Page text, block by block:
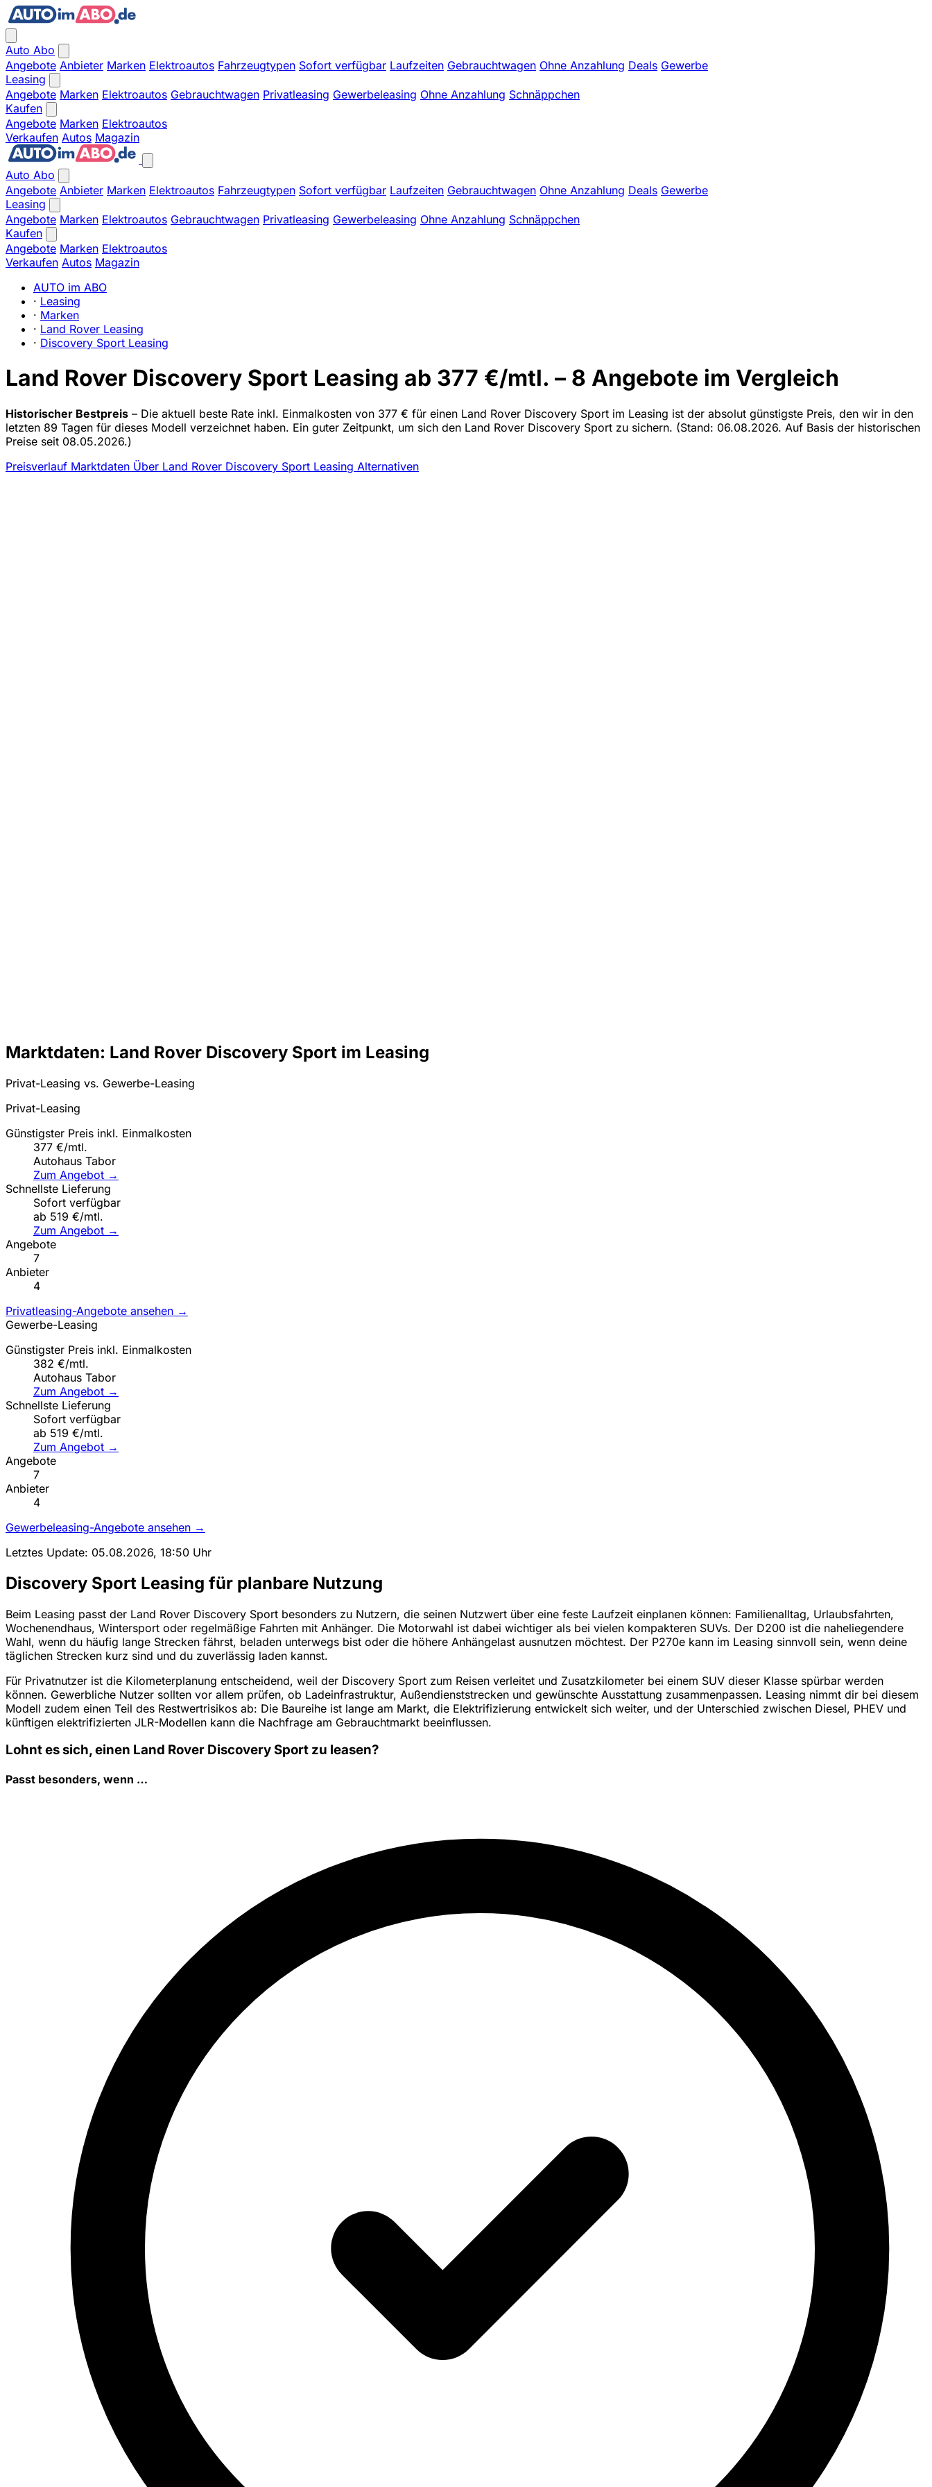
Auto Abo
Angebote Anbieter Marken Elektroautos Fahrzeugtypen Sofort verfügbar Laufzeiten Gebrauchtwagen Ohne Anzahlung Deals Gewerbe
Leasing
Angebote Marken Elektroautos Gebrauchtwagen Privatleasing Gewerbeleasing Ohne Anzahlung Schnäppchen
Kaufen
Angebote Marken Elektroautos
Verkaufen Autos Magazin
Auto Abo
Angebote Anbieter Marken Elektroautos Fahrzeugtypen Sofort verfügbar Laufzeiten Gebrauchtwagen Ohne Anzahlung Deals Gewerbe
Leasing
Angebote Marken Elektroautos Gebrauchtwagen Privatleasing Gewerbeleasing Ohne Anzahlung Schnäppchen
Kaufen
Angebote Marken Elektroautos
Verkaufen Autos Magazin
AUTO im ABO
· Leasing
· Marken
· Land Rover Leasing
· Discovery Sport Leasing
Land Rover Discovery Sport Leasing ab 377 €/mtl. – 8 Angebote im Vergleich
Historischer Bestpreis – Die aktuell beste Rate inkl. Einmalkosten von 377 € für einen Land Rover Discovery Sport im Leasing ist der absolut günstigste Preis, den wir in den
letzten 89 Tagen für dieses Modell verzeichnet haben. Ein guter Zeitpunkt, um sich den Land Rover Discovery Sport zu sichern. (Stand: 06.08.2026. Auf Basis der historischen
Preise seit 08.05.2026.)
Preisverlauf Marktdaten Über Land Rover Discovery Sport Leasing Alternativen
Marktdaten: Land Rover Discovery Sport im Leasing
Privat-Leasing vs. Gewerbe-Leasing
Privat-Leasing
Günstigster Preis inkl. Einmalkosten
377 €/mtl.
Autohaus Tabor
Zum Angebot →
Schnellste Lieferung
Sofort verfügbar
ab 519 €/mtl.
Zum Angebot →
Angebote
7
Anbieter
4
Privatleasing-Angebote ansehen →
Gewerbe-Leasing
Günstigster Preis inkl. Einmalkosten
382 €/mtl.
Autohaus Tabor
Zum Angebot →
Schnellste Lieferung
Sofort verfügbar
ab 519 €/mtl.
Zum Angebot →
Angebote
7
Anbieter
4
Gewerbeleasing-Angebote ansehen →
Letztes Update: 05.08.2026, 18:50 Uhr
Discovery Sport Leasing für planbare Nutzung
Beim Leasing passt der Land Rover Discovery Sport besonders zu Nutzern, die seinen Nutzwert über eine feste Laufzeit einplanen können: Familienalltag, Urlaubsfahrten,
Wochenendhaus, Wintersport oder regelmäßige Fahrten mit Anhänger. Die Motorwahl ist dabei wichtiger als bei vielen kompakteren SUVs. Der D200 ist die naheliegendere
Wahl, wenn du häufig lange Strecken fährst, beladen unterwegs bist oder die höhere Anhängelast ausnutzen möchtest. Der P270e kann im Leasing sinnvoll sein, wenn deine
täglichen Strecken kurz sind und du zuverlässig laden kannst.
Für Privatnutzer ist die Kilometerplanung entscheidend, weil der Discovery Sport zum Reisen verleitet und Zusatzkilometer bei einem SUV dieser Klasse spürbar werden
können. Gewerbliche Nutzer sollten vor allem prüfen, ob Ladeinfrastruktur, Außendienststrecken und gewünschte Ausstattung zusammenpassen. Leasing nimmt dir bei diesem
Modell zudem einen Teil des Restwertrisikos ab: Die Baureihe ist lange am Markt, die Elektrifizierung entwickelt sich weiter, und der Unterschied zwischen Diesel, PHEV und
künftigen elektrifizierten JLR-Modellen kann die Nachfrage am Gebrauchtmarkt beeinflussen.
Lohnt es sich, einen Land Rover Discovery Sport zu leasen?
Passt besonders, wenn …